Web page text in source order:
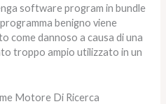
software program in bundle
benigno viene
come dannoso a causa di una
troppo ampio utilizzato in un
Motore Di Ricerca